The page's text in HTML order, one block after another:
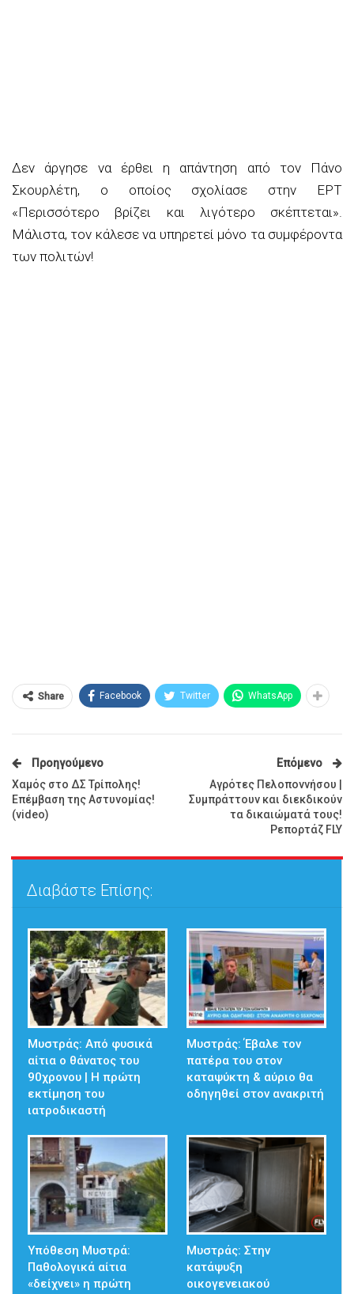
Δεν άργησε να έρθει η απάντηση από τον Πάνο
Σκουρλέτη, ο οποίος σχολίασε στην ΕΡΤ
«Περισσότερο βρίζει και λιγότερο σκέπτεται».
Μάλιστα, τον κάλεσε να υπηρετεί μόνο τα συμφέροντα
των πολιτών!
Share Facebook Twitter WhatsApp
Προηγούμενο
Χαμός στο ΔΣ Τρίπολης!
Επέμβαση της Αστυνομίας!
(video)
Επόμενο
Αγρότες Πελοποννήσου |
Συμπράττουν και διεκδικούν
τα δικαιώματά τους!
Ρεπορτάζ FLY
Διαβάστε Επίσης:
Μυστράς: Από φυσικά
αίτια ο θάνατος του
90χρονου | Η πρώτη
εκτίμηση του
ιατροδικαστή
Μυστράς: Έβαλε τον
πατέρα του στον
καταψύκτη & αύριο θα
οδηγηθεί στον ανακριτή
Υπόθεση Μυστρά:
Παθολογικά αίτια
«δείχνει» η πρώτη
Μυστράς: Στην
κατάψυξη
οικογενειακού